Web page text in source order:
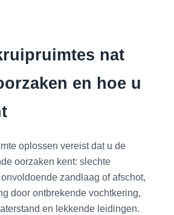
nat
en hoe u
oplossen vereist dat u de
oorzaken kent: slechte
zandlaag of afschot,
door ontbrekende vochtkering,
en lekkende leidingen.